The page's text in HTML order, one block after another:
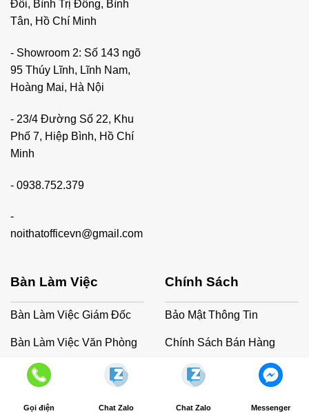
Đôi, Bình Trị Đông, Bình
Tân, Hồ Chí Minh
- Showroom 2: Số 143 ngõ
95 Thúy Lĩnh, Lĩnh Nam,
Hoàng Mai, Hà Nội
- 23/4 Đường Số 22, Khu
Phố 7, Hiệp Bình, Hồ Chí
Minh
- 0938.752.379
-
noithatofficevn@gmail.com
Bàn Làm Việc
Bàn Làm Việc Giám Đốc
Bàn Làm Việc Văn Phòng
Bàn Làm Việc Tại Nhà
Chính Sách
Bảo Mật Thông Tin
Chính Sách Bán Hàng
Chính Sách Giao Hàng
Gọi điện Chat Zalo Chat Zalo Messenger